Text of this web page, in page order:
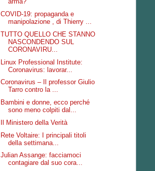
COVID-19: propaganda e
manipolazione , di Thierry ...
TUTTO QUELLO CHE STANNO
NASCONDENDO SUL
CORONAVIRU...
Linux Professional Institute:
Coronavirus: lavorar...
Coronavirus – Il professor Giulio
Tarro contro la ...
Bambini e donne, ecco perché
sono meno colpiti dal...
Il Ministero della Verità
Rete Voltaire: I principali titoli
della settimana...
Julian Assange: facciamoci
contagiare dal suo cora...